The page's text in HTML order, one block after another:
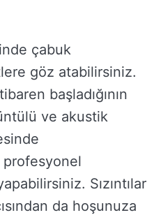
çabuk
göz atabilirsiniz.
başladığının
ve akustik
Sızıntılar
da hoşunuza